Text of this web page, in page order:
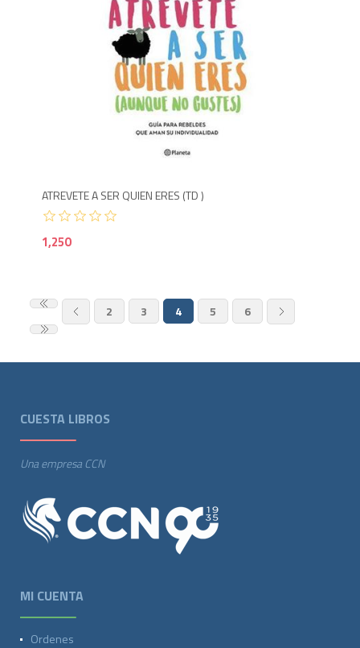
ATREVETE A SER QUIEN ERES (TD )
1,250
2 3 4 5 6
CUESTA LIBROS
Una empresa CCN
MI CUENTA
Ordenes